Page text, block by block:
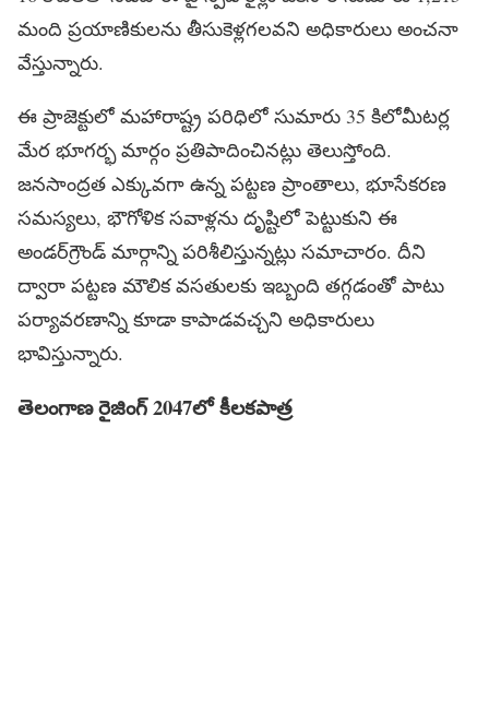
మంది ప్రయాణికులను తీసుకెళ్లగలవని అధికారులు అంచనా
వేస్తున్నారు.
ఈ ప్రాజెక్టులో మహారాష్ట్ర పరిధిలో సుమారు 35 కిలోమీటర్ల
మేర భూగర్భ మార్గం ప్రతిపాదించినట్లు తెలుస్తోంది.
జనసాంద్రత ఎక్కువగా ఉన్న పట్టణ ప్రాంతాలు, భూసేకరణ
సమస్యలు, భౌగోళిక సవాళ్లను దృష్టిలో పెట్టుకుని ఈ
అండర్‌గ్రౌండ్‌ మార్గాన్ని పరిశీలిస్తున్నట్లు సమాచారం. దీని
ద్వారా పట్టణ మౌలిక వసతులకు ఇబ్బంది తగ్గడంతో పాటు
పర్యావరణాన్ని కూడా కాపాడవచ్చని అధికారులు
భావిస్తున్నారు.
తెలంగాణరైజింగ్‌2047లోకీలకపాత్ర